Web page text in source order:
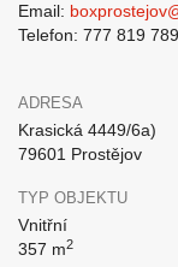
Email:
Telefon: 777 819 789
ADRESA
Krasická 4449/6a)
79601 Prostějov
TYP OBJEKTU
Vnitřní
357 m2